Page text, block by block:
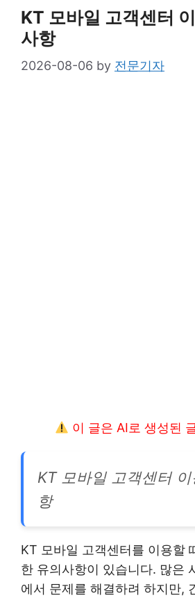
KT 모바일 고객센터
사항
2026-08-06 by 전문기자
이 글은 AI로 생성된
KT 모바일 고객센터
항
KT 모바일 고객센터를 이용할
한 유의사항이 있습니다. 많은
에서 문제를 해결하려 하지만,